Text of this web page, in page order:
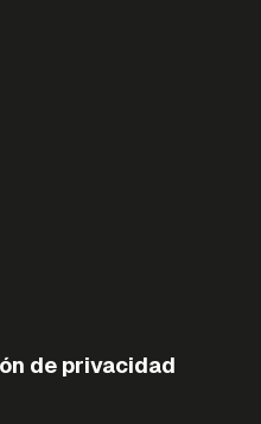
de privacidad